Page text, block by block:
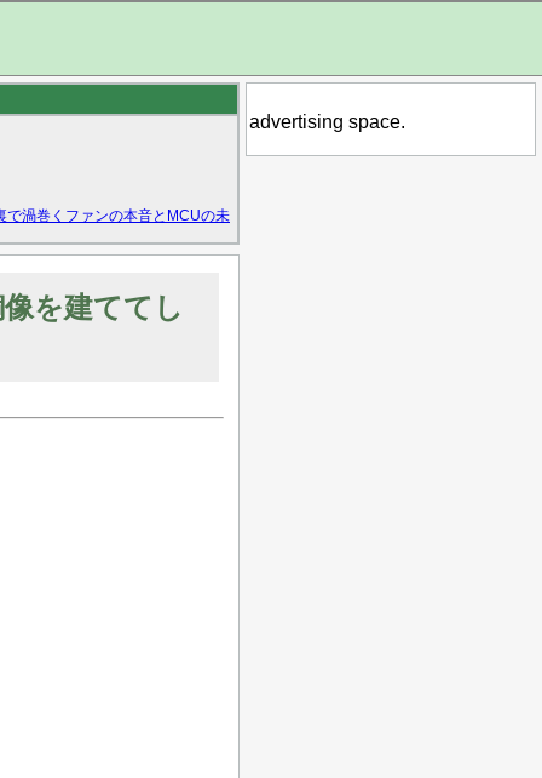
で渦巻くファンの本音とMCUの未
を建ててし
advertising space.